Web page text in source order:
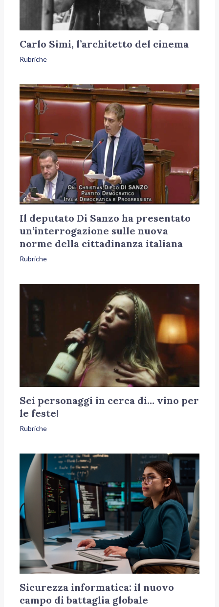
Carlo Simi, l’architetto del cinema
Rubriche
Il deputato Di Sanzo ha presentato
un’interrogazione sulle nuova
norme della cittadinanza italiana
Rubriche
Sei personaggi in cerca di… vino per
le feste!
Rubriche
Sicurezza informatica: il nuovo
campo di battaglia globale